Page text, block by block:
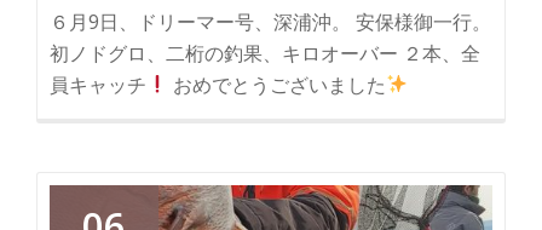
６月9日、ドリーマー号、深浦沖。 安保様御一行。
初ノドグロ、二桁の釣果、キロオーバー ２本、全
員キャッチ
おめでとうございました